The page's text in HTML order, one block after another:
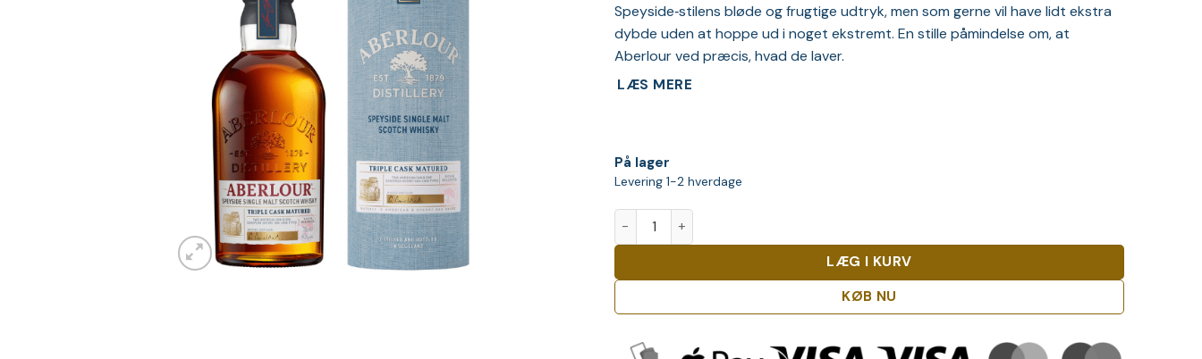
Speyside‑stilens bløde og frugtige udtryk, men som gerne vil have lidt ekstra
dybde uden at hoppe ud i noget ekstremt. En stille påmindelse om, at
Aberlour ved præcis, hvad de laver.
LÆS MERE
På lager
Levering 1-2 hverdage
Aberlour TRIPLE CASK Speyside Single Malt Whisky antal
LÆG I KURV
KØB NU